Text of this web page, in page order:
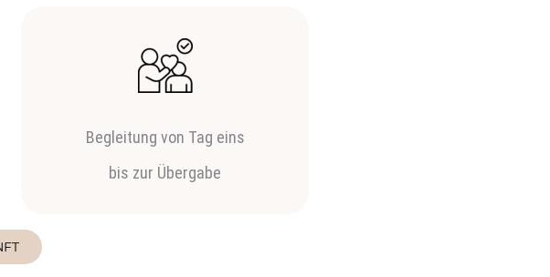
Begleitung von Tag eins
bis zur Übergabe